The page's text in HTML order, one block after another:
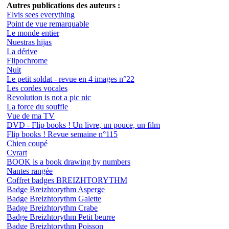
Autres publications des auteurs :
Elvis sees everything
Point de vue remarquable
Le monde entier
Nuestras hijas
La dérive
Flipochrome
Nuit
Le petit soldat - revue en 4 images n°22
Les cordes vocales
Revolution is not a pic nic
La force du souffle
Vue de ma TV
DVD - Flip books ! Un livre, un pouce, un film
Flip books ! Revue semaine n°115
Chien coupé
Cyrart
BOOK is a book drawing by numbers
Nantes rangée
Coffret badges BREIZHTORYTHM
Badge Breizhtorythm Asperge
Badge Breizhtorythm Galette
Badge Breizhtorythm Crabe
Badge Breizhtorythm Petit beurre
Badge Breizhtorythm Poisson